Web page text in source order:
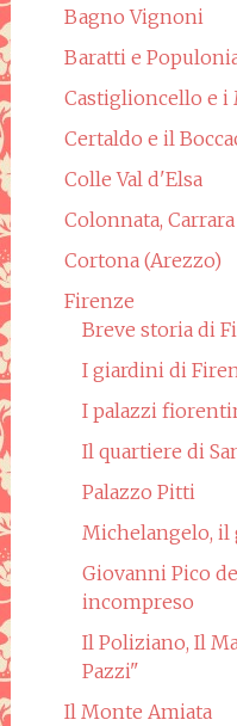
Bagno Vignoni
Baratti e
Castiglioncello e i
Certaldo e il
Colle Val d'Elsa
Colonnata,
Cortona (Arezzo)
Firenze
Breve storia di
I giardini di
I palazzi
Il quartiere di
Palazzo Pitti
Michelangelo, il
Giovanni Pico
incompreso
Il Poliziano, Il
Pazzi"
Il Monte Amiata